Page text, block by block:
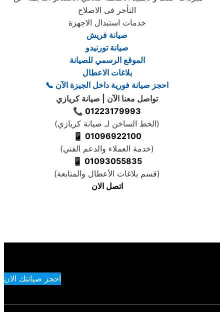
التأخر فى الاصلاح
خدمات استبدال الاجهزة
صيانة فريش
صيانة تورنيدو
الموقع الرسمي للصيانة
بلاغات الاعطال
📞 احجز صيانة فورية داخل الجيزة الآن
تواصل معنا الآن | صيانة كريازي
📞 01223179993
(الخط الساخن لـ صيانة كريازي)
📱 01096922100
(خدمة العملاء والدعم الفني)
📱 01093055835
(قسم بلاغات الأعطال والمتابعة)
اتصل الان
احجز صيانتك الان